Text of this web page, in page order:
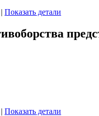
| Показать детали
| Показать детали